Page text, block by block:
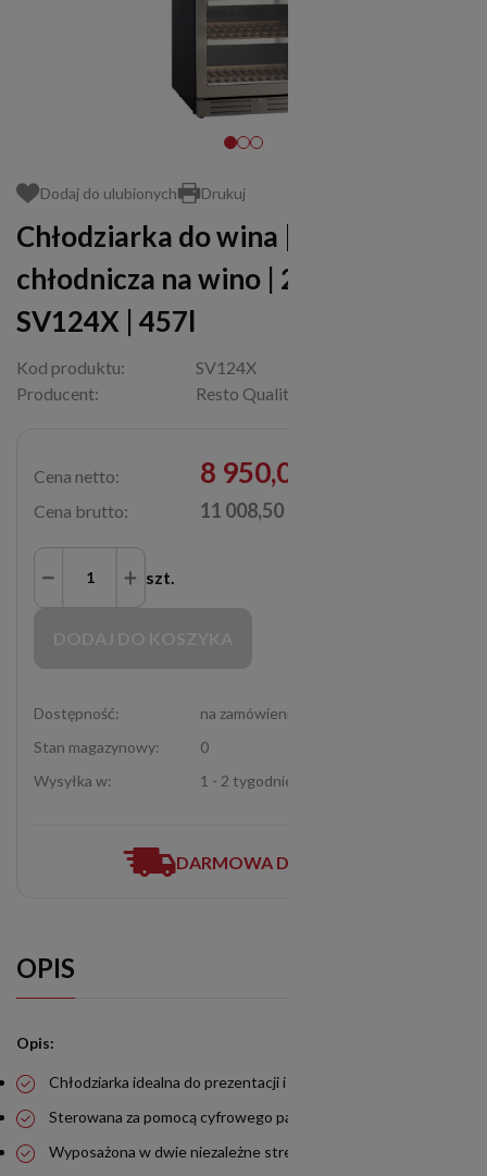
Dodaj do ulubionych Drukuj
Chłodziarka do wina | szafa
chłodnicza na wino | 2 strefy |
SV124X | 457l
Kod produktu:
SV124X
Producent:
Resto Quality
Cena netto: 8 950,00 zł
Cena brutto: 11 008,50 zł
szt.
Dostępność:
na zamówienie
Stan magazynowy:
0
Wysyłka w:
1 - 2 tygodnie
DARMOWA DOSTAWA
OPIS
Opis:
Chłodziarka idealna do prezentacji i przechowywania wina
Sterowana za pomocą cyfrowego panelu
Wyposażona w dwie niezależne strefy temperatur